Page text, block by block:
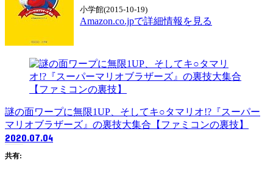
小学館(2015-10-19)
Amazon.co.jpで詳細情報を見る
謎の面ワープに無限1UP、そしてキ○タマリオ!?『スーパー
マリオブラザーズ』の裏技大集合【ファミコンの裏技】
2020.07.04
共有: